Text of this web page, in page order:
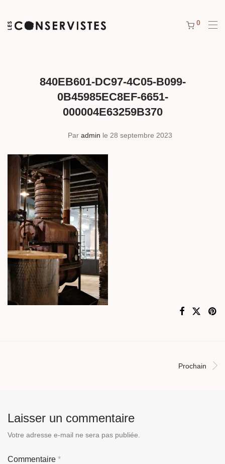
0
840EB601-DC97-4C05-B099-
0B45985EC8EF-6651-
000004E63259B370
Par admin le 28 septembre 2023
Prochain
Laisser un commentaire
Votre adresse e-mail ne sera pas publiée.
Commentaire *